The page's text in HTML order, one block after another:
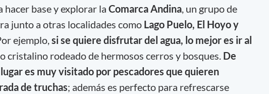
hacer base y explorar la Comarca Andina, un grupo de
junto a otras localidades como Lago Puelo, El Hoyo y
ejemplo,si se quiere disfrutar del agua, lo mejor es ir al
cristalino rodeado de hermosos cerros y bosques. De
es muy visitado por pescadores que quieren
de truchas; además es perfecto para refrescarse